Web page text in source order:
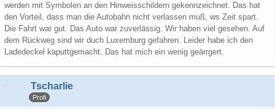
werden mit Symbolen an den Hinweisschildern gekennzeichnet. Das hat
den Vorteil, dass man die Autobahn nicht verlassen muß, ws Zeit spart.
Die Fahrt war gut. Das Auto war zuverlässig. Wir haben viel gesehen. Auf
dem Rückweg sind wir duch Luxemburg gefahren. Leider habe ich den
Ladedeckel kaputtgemacht. Das hat mich ein wenig geärrgert.
Tscharlie
Profi